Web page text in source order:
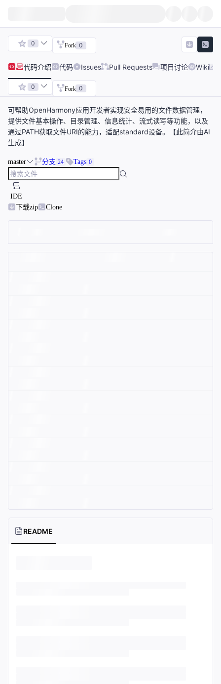
0 Fork 0
代码介绍 代码 Issues Pull Requests 项目讨论 Wiki
0 Fork 0
可帮助OpenHarmony应用开发者实现安全易用的文件数据管理，
提供文件基本操作、目录管理、信息统计、流式读写等功能，以及
通过PATH获取文件URI的能力，适配standard设备。【此简介由AI
生成】
master 分支 24 Tags 0
IDE
下载zip
Clone
README